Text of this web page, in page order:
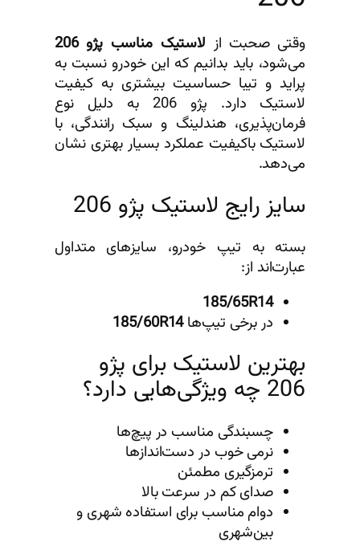
وقتی صحبت از لاستیک مناسب پژو 206
می‌شود، باید بدانیم که این خودرو نسبت به
پراید و تیبا حساسیت بیشتری به کیفیت
لاستیک دارد. پژو 206 به دلیل نوع
فرمان‌پذیری، هندلینگ و سبک رانندگی، با
لاستیک باکیفیت عملکرد بسیار بهتری نشان
می‌دهد.
سایز رایج لاستیک پژو 206
بسته به تیپ خودرو، سایزهای متداول
عبارت‌اند از:
185/65R14
در برخی تیپ‌ها185/60R14
بهترین لاستیک برای پژو
206 چه ویژگی‌هایی دارد؟
چسبندگی مناسب در پیچ‌ها
نرمی خوب در دست‌اندازها
ترمزگیری مطمئن
صدای کم در سرعت بالا
دوام مناسب برای استفاده شهری و
بین‌شهری